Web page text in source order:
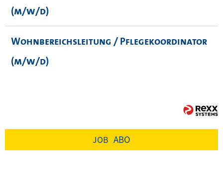
(m/w/d)
Wohnbereichsleitung / Pflegekoordinator
(m/w/d)
JOB ABO